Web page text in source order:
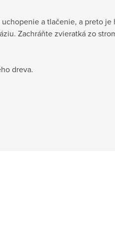
a tlačenie, a preto je
Zachráňte zvieratká zo
dreva.